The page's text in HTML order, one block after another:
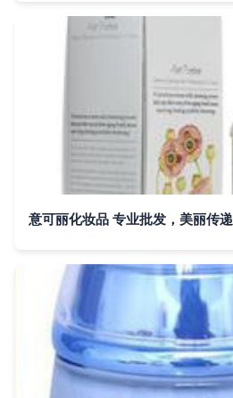
意可丽化妆品 专业批发，美丽传递